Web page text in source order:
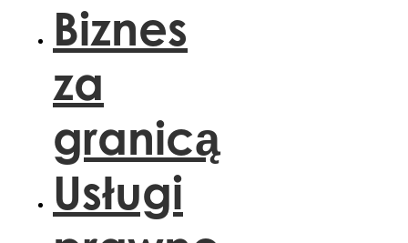
Biznes
za
granicą
Usługi